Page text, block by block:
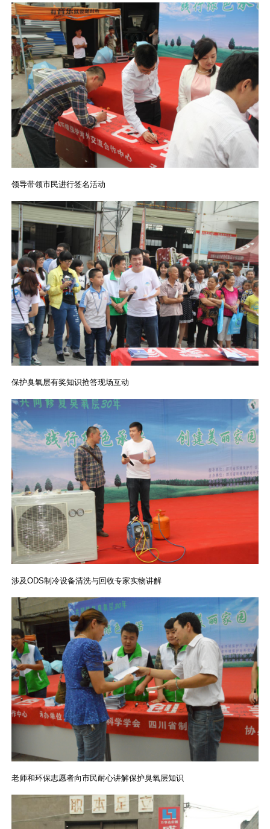
领导带领市民进行签名活动
保护臭氧层有奖知识抢答现场互动
涉及ODS制冷设备清洗与回收专家实物讲解
老师和环保志愿者向市民耐心讲解保护臭氧层知识